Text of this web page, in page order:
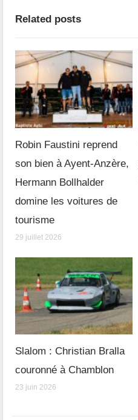
Related posts
Robin Faustini reprend
son bien à Ayent-Anzère,
Hermann Bollhalder
domine les voitures de
tourisme
29 juillet 2026
Slalom : Christian Bralla
couronné à Chamblon
23 juin 2026